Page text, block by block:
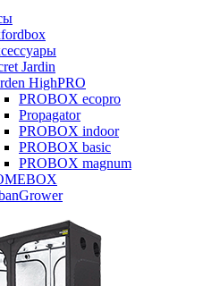
Jardin
HighPRO
PROBOX ecopro
Propagator
PROBOX indoor
PROBOX basic
PROBOX magnum